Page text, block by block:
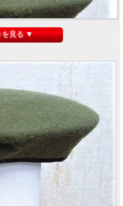
＞です。 羊毛のフエルト製 です。
部隊がこのベレー帽をかぶってい
ンが好きな方にもおすすめできる
地
を見る ▼